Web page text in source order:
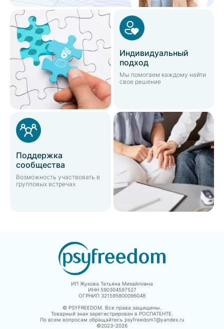
Индивидуальный
подход
Мы помогаем каждому найти
свое решение
Поддержка
сообщества
Возможность участвовать в
групповых встречах
ИП Жукова Татьяна Михайловна
ИНН 590304597527
ОГРНИП 321595800096048
© PSYFREEDOM. Все права защищены.
Товарный знак зарегистрирован в РОСПАТЕНТЕ.
По всем вопросам обращайтесь psyfreedom1@yandex.ru
©2023-2026